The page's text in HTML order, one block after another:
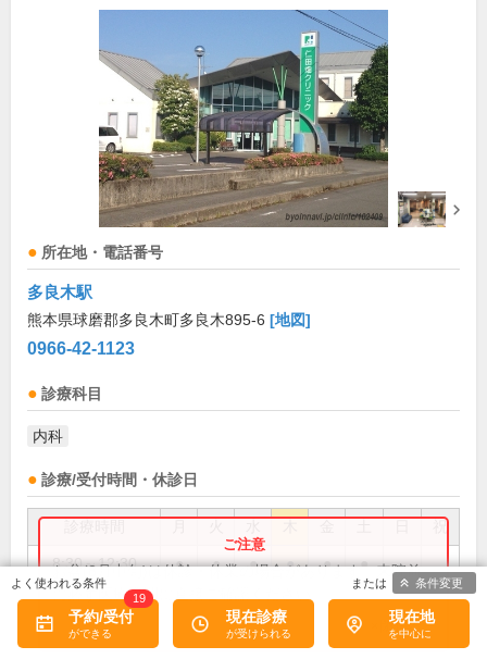
所在地・電話番号
多良木駅
熊本県球磨郡多良木町多良木895-6 [地図]
0966-42-1123
診療科目
内科
診療/受付時間・休診日
祝
8:30～12:30 ● ● ● ● ● ●
14:00～18:00 ● ● ● ● ●
お盆(8月中旬)は休診・休業の場合があります。来院前
に必ず医療機関に直接ご確認ください。
×閉じる
予約/受付
19
現在診療 現在地
条件変更